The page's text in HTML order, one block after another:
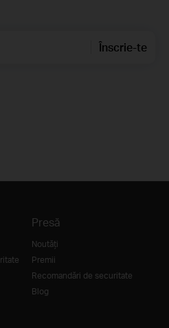
Înscrie-te
Presă
Noutăţi
Premii
Recomandări de securitate
Blog